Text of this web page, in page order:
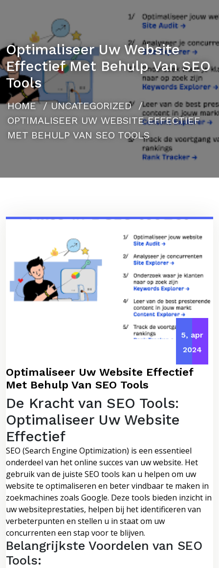
Optimaliseer Uw Website
Effectief Met Behulp Van SEO
Tools
HOME/UNCATEGORIZED/
OPTIMALISEER UW WEBSITE EFFECTIEF
MET BEHULP VAN SEO TOOLS
5, apr
2024
Optimaliseer Uw Website Effectief
Met Behulp Van SEO Tools
De Kracht van SEO Tools:
Optimaliseer Uw Website
Effectief
SEO (Search Engine Optimization) is een essentieel
onderdeel van het online succes van uw website. Het
gebruik van de juiste SEO tools kan u helpen om uw
website te optimaliseren en beter vindbaar te maken in
zoekmachines zoals Google. Deze tools bieden inzicht in
uw websiteprestaties, helpen bij het identificeren van
verbeterpunten en stellen u in staat om uw
concurrenten een stap voor te blijven.
Belangrijkste Voordelen van SEO
Tools: